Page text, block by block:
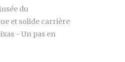
du
et solide carrière
- Un pas en